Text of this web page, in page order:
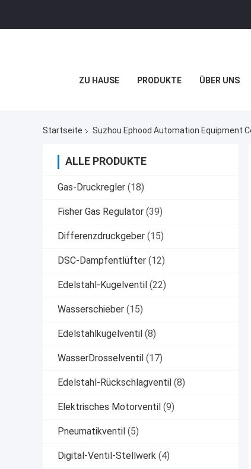
ZU HAUSE PRODUKTE ÜBER UNS
Startseite Suzhou Ephood Automation Equipment
ALLE PRODUKTE
Gas-Druckregler (18)
Fisher Gas Regulator (39)
Differenzdruckgeber (15)
DSC-Dampfentlüfter (12)
Edelstahl-Kugelventil (22)
Wasserschieber (15)
Edelstahlkugelventil (8)
WasserDrosselventil (17)
Edelstahl-Rückschlagventil (8)
Elektrisches Motorventil (9)
Pneumatikventil (5)
Digital-Ventil-Stellwerk (4)